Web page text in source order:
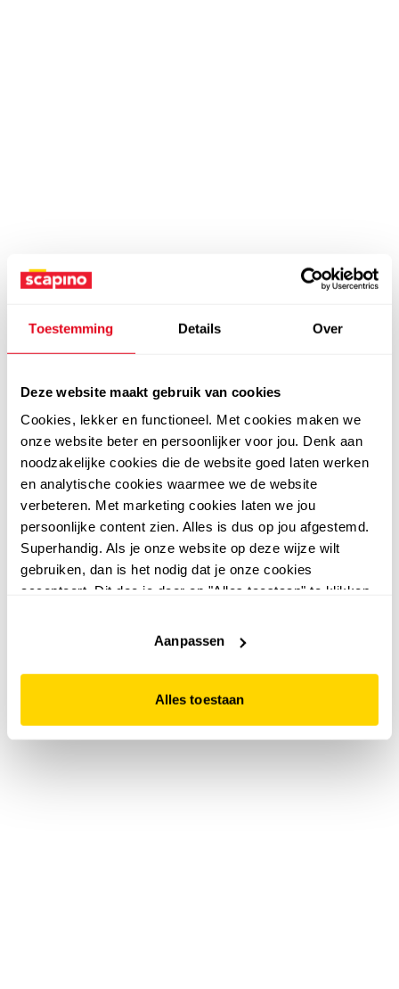
Toestemming Details Over
Deze website maakt gebruik van cookies
Cookies, lekker en functioneel. Met cookies maken we
onze website beter en persoonlijker voor jou. Denk aan
noodzakelijke cookies die de website goed laten werken
en analytische cookies waarmee we de website
verbeteren. Met marketing cookies laten we jou
persoonlijke content zien. Alles is dus op jou afgestemd.
Superhandig. Als je onze website op deze wijze wilt
gebruiken, dan is het nodig dat je onze cookies
accepteert. Dit doe je door op "Alles toestaan" te klikken.
website niet optimaal functioneert.
Aanpassen
Alles toestaan